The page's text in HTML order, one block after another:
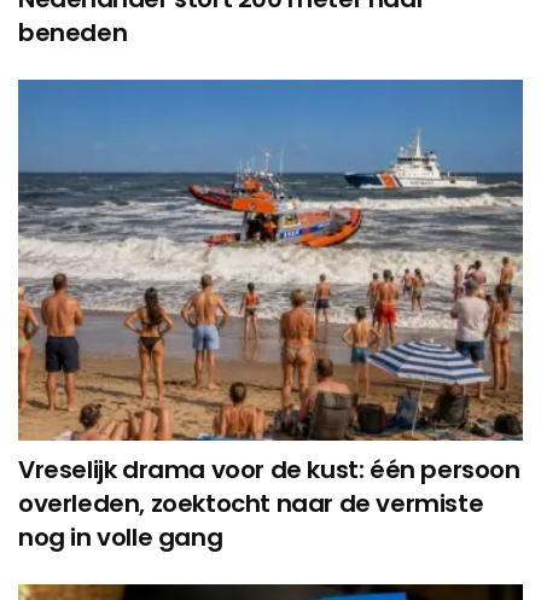
beneden
Vreselijk drama voor de kust: één persoon
overleden, zoektocht naar de vermiste
nog in volle gang